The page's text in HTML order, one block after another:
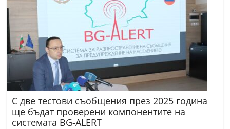
z
l
a
k
.
c
o
С две тестови съобщения през 2025 година
ще бъдат проверени компонентите на
системата BG-ALERT